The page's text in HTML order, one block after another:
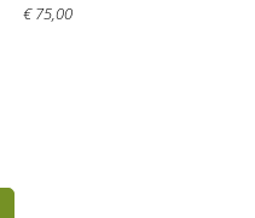
€75,00